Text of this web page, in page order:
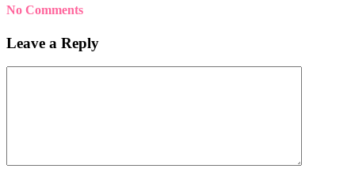
No Comments
Leave a Reply